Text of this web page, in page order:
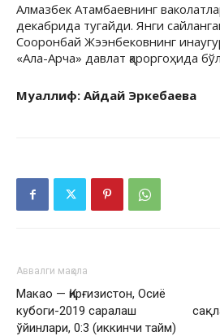
Алмазбек Атамбаевнинг
декабрида тугайди. Янги
Сооронбай Жээнбековнинг
«Ала-Арча» давлат қароргоҳида
Муаллиф: Айдай Эркебаева
Аввалги мақола
Макао — Қирғизистон, Осиё
кубоги-2019 саралаш
ўйинлари, 0:3 (иккинчи тайм)